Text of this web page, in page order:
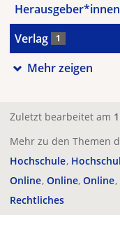
Herausgeber*innen
Verlag 1
Mehr zeigen
Zuletzt bearbeitet am
Mehr zu den Themen
Hochschule
Online Online Online
Rechtliches